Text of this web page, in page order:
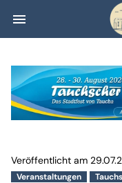
menu
Veranstaltungen
Veröffentlicht am